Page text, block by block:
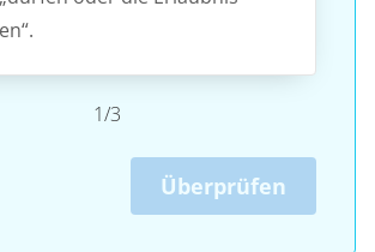
1/3
Überprüfen